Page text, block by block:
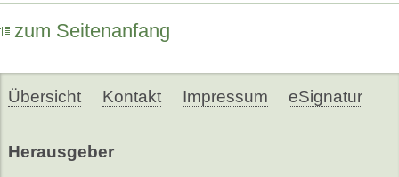
zum Seitenanfang
Übersicht Kontakt Impressum eSignatur
Herausgeber